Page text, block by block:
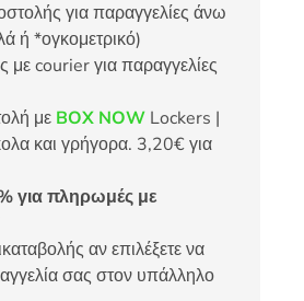
για παραγγελίες άνω
ή *ογκομετρικό)
courier για παραγγελίες
με BOX NOW Lockers |
και γρήγορα. 3,20€ για
για πληρωμές με
αν επιλέξετε να
σας στον υπάλληλο